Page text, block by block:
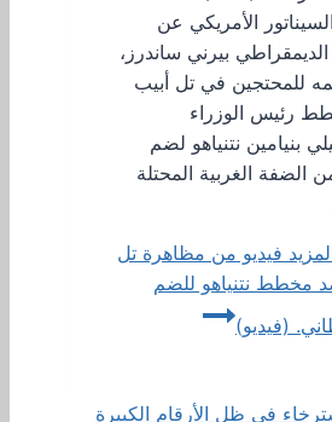
الأمريكي عن
بيرني ساندرز،
للمحتجين في تل أبيب
رئيس الوزراء
بنيامين نتنياهو لضم
الضفة الغربية المحتلة
فيديو من مظاهرة تل
مخطط نتنياهو للضم
(فيديو)